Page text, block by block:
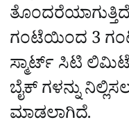
ಗಂಟೆಯಿಂದ 3
ಸ್ಮಾರ್ಟ್ ಸಿಟಿ
ಬೈಕ್ ಗಳನ್ನು
ಮಾಡಲಾಗಿದೆ.